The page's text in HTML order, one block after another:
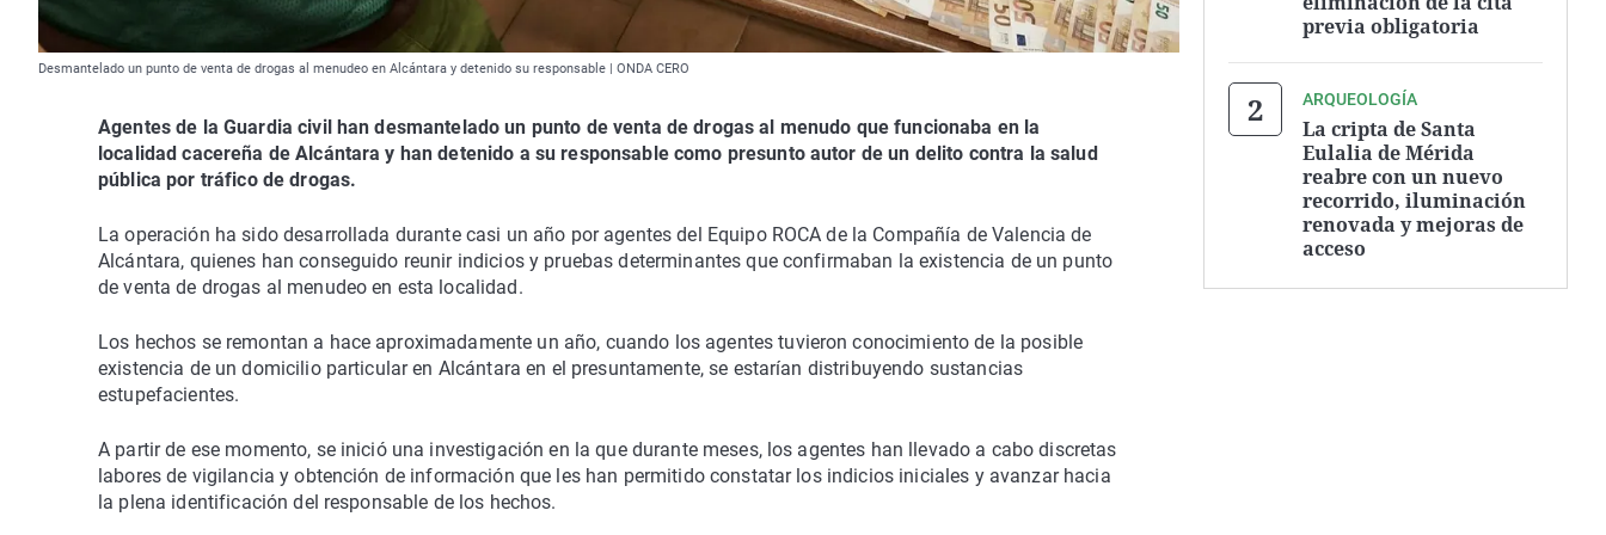
Desmantelado un punto de venta de drogas al menudeo en Alcántara y detenido su responsable | ONDA CERO
Agentes de la Guardia civil han desmantelado un punto de venta de drogas al menudo que funcionaba en la
localidad cacereña de Alcántara y han detenido a su responsable como presunto autor de un delito contra la salud
pública por tráfico de drogas.
La operación ha sido desarrollada durante casi un año por agentes del Equipo ROCA de la Compañía de Valencia de
Alcántara, quienes han conseguido reunir indicios y pruebas determinantes que confirmaban la existencia de un punto
de venta de drogas al menudeo en esta localidad.
Los hechos se remontan a hace aproximadamente un año, cuando los agentes tuvieron conocimiento de la posible
existencia de un domicilio particular en Alcántara en el presuntamente, se estarían distribuyendo sustancias
estupefacientes.
A partir de ese momento, se inició una investigación en la que durante meses, los agentes han llevado a cabo discretas
labores de vigilancia y obtención de información que les han permitido constatar los indicios iniciales y avanzar hacia
la plena identificación del responsable de los hechos.
previa obligatoria
ARQUEOLOGÍA
La cripta de Santa
Eulalia de Mérida
reabre con un nuevo
recorrido, iluminación
renovada y mejoras de
acceso